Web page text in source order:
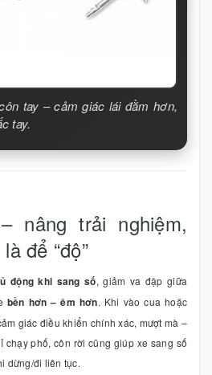
tay – cảm giác lái đằm hơn,
tay.
nâng trải nghiệm,
để “độ”
động khi sang số, giảm va đập giữa
bền hơn – êm hơn. Khi vào cua hoặc
giác điều khiển chính xác, mượt mà –
chạy phố, côn rời cũng giúp xe sang số
dừng/đi liên tục.